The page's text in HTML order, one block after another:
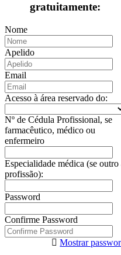
gratuitamente:
Nome
Apelido
Email
Acesso à área reservado do:
Nº de Cédula Profissional, se
farmacêutico, médico ou
enfermeiro
Especialidade médica (se outro
profissão):
Password
Confirme Password
Mostrar